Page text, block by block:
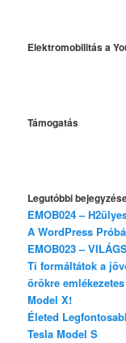
Elektromobilitás a
Támogatás
Legutóbbi
EMOB024 –
A WordPress
EMOB023 –
Ti formáltátok a
örökre
Model X!
Életed
Tesla Model S